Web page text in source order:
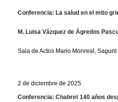
Conferencia: La salud en el mito
M. Luisa Vázquez de Ágredos
Sala de Actos Mario Monreal, Sagunt
2 de diciembre de 2025
Conferencia: Chabret 140 años